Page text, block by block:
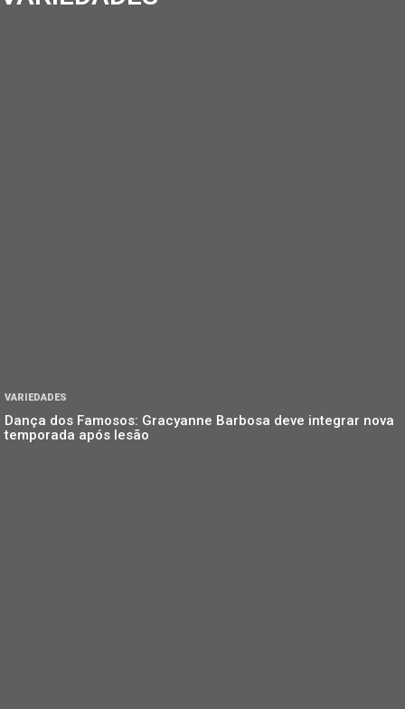
VARIEDADES
Dança dos Famosos: Gracyanne Barbosa deve integrar nova
temporada após lesão